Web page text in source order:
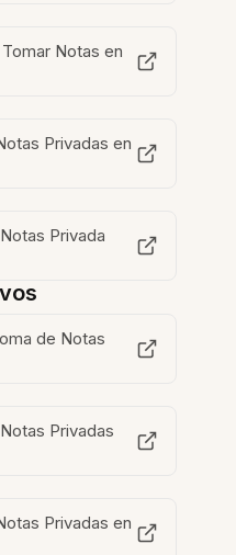
Notas en
Privadas en
Privada
de Notas
Privadas
Privadas en